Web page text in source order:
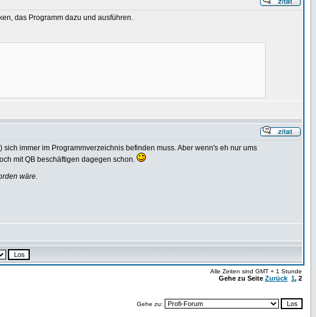
das Programm dazu und ausführen.
immer im Programmverzeichnis befinden muss. Aber wenn's eh nur ums
mit QB beschäftigen dagegen schon.
wäre.
Alle Zeiten sind GMT + 1 Stunde
Gehe zu Seite Zurück 1, 2
Gehe zu: